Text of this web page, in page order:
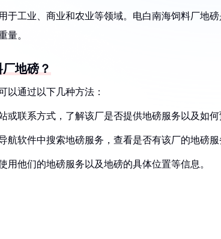
于工业、商业和农业等领域。电白南海饲料厂地
量。
地磅？
以通过以下几种方法：
或联系方式，了解该厂是否提供地磅服务以及如何
航软件中搜索地磅服务，查看是否有该厂的地磅服
用他们的地磅服务以及地磅的具体位置等信息。